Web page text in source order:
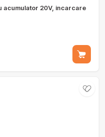
acumulator 20V, incarcare